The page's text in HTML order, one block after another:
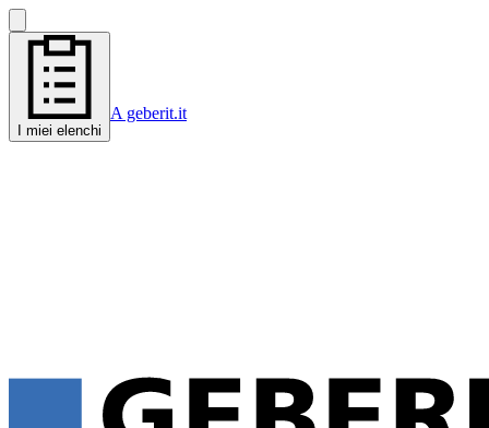
I miei elenchi
A geberit.it